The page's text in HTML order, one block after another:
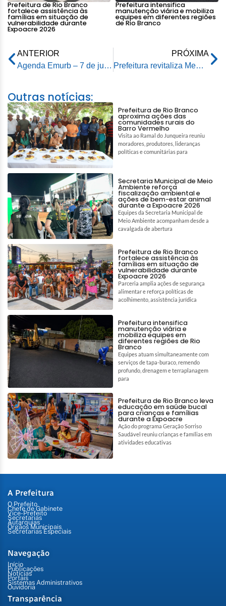
Prefeitura de Rio Branco
fortalece assistência às
famílias em situação de
vulnerabilidade durante
Expoacre 2026
Prefeitura intensifica
manutenção viária e mobiliza
equipes em diferentes regiões
de Rio Branco
ANTERIOR
Agenda Emurb – 7 de junho de 2024
PRÓXIMA
Prefeitura revitaliza Memorial Chico Mendes localizado no local que leva o mesmo nome do ambientalista
Outras notícias:
Prefeitura de Rio Branco
aproxima ações das
comunidades rurais do
Barro Vermelho
Visita ao Ramal do Junqueira reuniu
moradores, produtores, lideranças
políticas e comunitárias para
Secretaria Municipal de Meio
Ambiente reforça
fiscalização ambiental e
ações de bem-estar animal
durante a Expoacre 2026
Equipes da Secretaria Municipal de
Meio Ambiente acompanham desde a
cavalgada de abertura
Prefeitura de Rio Branco
fortalece assistência às
famílias em situação de
vulnerabilidade durante
Expoacre 2026
Parceria amplia ações de segurança
alimentar e reforça políticas de
acolhimento, assistência jurídica
Prefeitura intensifica
manutenção viária e
mobiliza equipes em
diferentes regiões de Rio
Branco
Equipes atuam simultaneamente com
serviços de tapa-buraco, remendo
profundo, drenagem e terraplanagem
para
Prefeitura de Rio Branco leva
educação em saúde bucal
para crianças e famílias
durante a Expoacre
Ação do programa Geração Sorriso
Saudável reuniu crianças e famílias em
atividades educativas
A Prefeitura
O Prefeito
Chefe de Gabinete
Vice-Prefeito
Secretarias
Autarquias
Órgãos Municipais
Secretarias Especiais
Navegação
Início
Publicações
Notícias
Portais
Sistemas Administrativos
Ouvidoria
Transparência